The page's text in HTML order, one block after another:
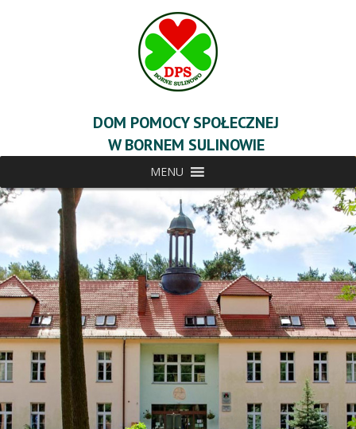
DOM POMOCY SPOŁECZNEJ
W BORNEM SULINOWIE
MENU